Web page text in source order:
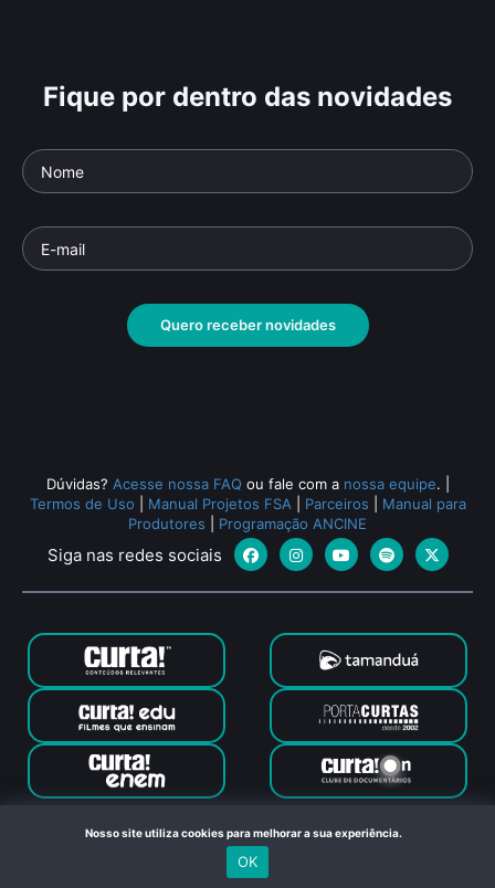
Fique por dentro das novidades
Quero receber novidades
Dúvidas? Acesse nossa FAQ ou fale com a nossa equipe.
Termos de Uso
Manual Projetos FSA Parceiros
Manual para
Produtores
Programação ANCINE
Siga nas redes sociais
Canal Curta © 2024. Todos os direitos reservados. Feito com
no Rio de Janeiro
Nosso site utiliza cookies para melhorar a sua experiência.
OK